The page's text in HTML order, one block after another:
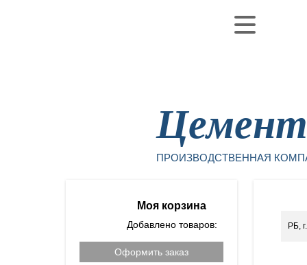
Цемент
ПРОИЗВОДСТВЕННАЯ
Моя корзина
Добавлено товаров:
Оформить заказ
РБ,